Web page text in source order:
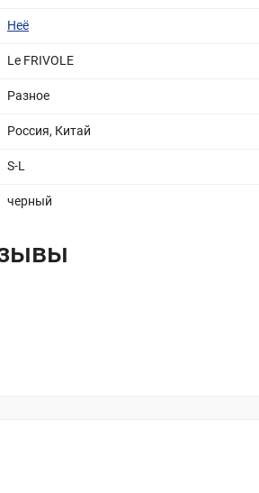
Неё
Le FRIVOLE
Разное
Россия, Китай
S-L
черный